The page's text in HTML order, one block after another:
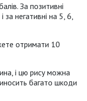
За позитивні
за негативні на 5, 6,
отримати 10
і цю рису можна
багато шкоди